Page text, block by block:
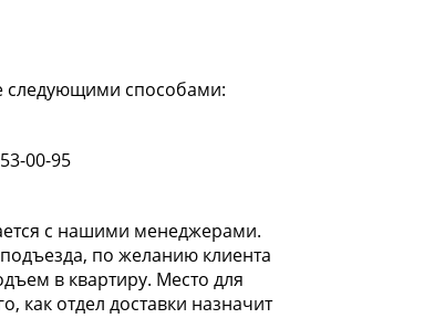
следующими способами:
00-95
с нашими менеджерами.
по желанию клиента
в квартиру. Место для
как отдел доставки назначит